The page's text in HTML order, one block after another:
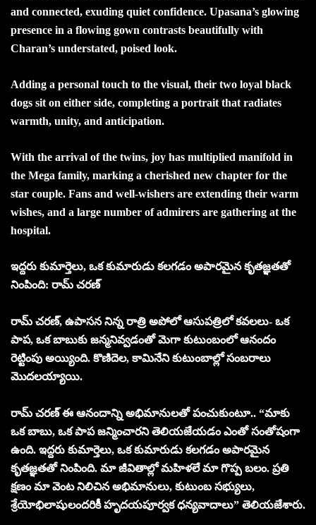
and connected, exuding quiet confidence. Upasana’s glowing
presence in a flowing gown contrasts beautifully with
Charan’s understated, poised look.
Adding a personal touch to the visual, their two loyal black
dogs sit on either side, completing a portrait that radiates
warmth, unity, and anticipation.
With the arrival of the twins, joy has multiplied manifold in
the Mega family, marking a cherished new chapter for the
star couple. Fans and well-wishers are extending their warm
wishes, and a large number of admirers are gathering at the
hospital.
ఇద్దరు కుమార్తెలు, ఒక కుమారుడు కలగడం అపారమైన కృతజ్ఞతతో
నింపింది: రామ్ చరణ్
రామ్ చరణ్, ఉపాసన నిన్న రాత్రి అపోలో ఆసుపత్రిలో కవలలు- ఒక
పాప, ఒక బాబుకు జన్మనివ్వడంతో మెగా కుటుంబంలో ఆనందం
రెట్టింపు అయ్యింది. కొణిదెల, కామినేని కుటుంబాల్లో సంబరాలు
మొదలయ్యాయి.
రామ్ చరణ్ ఈ ఆనందాన్ని అభిమానులతో పంచుకుంటూ.. “మాకు
ఒక బాబు, ఒక పాప జన్మించారని తెలియజేయడం ఎంతో సంతోషంగా
ఉంది. ఇద్దరు కుమార్తెలు, ఒక కుమారుడు కలగడం అపారమైన
కృతజ్ఞతతో నింపింది. మా జీవితాల్లో మహిళలే మా గొప్ప బలం. ప్రతి
క్షణం మా వెంట నిలిచిన అభిమానులు, కుటుంబ సభ్యులు,
శ్రేయోభిలాషులందరికీ హృదయపూర్వక ధన్యవాదాలు” తెలియజేశారు.